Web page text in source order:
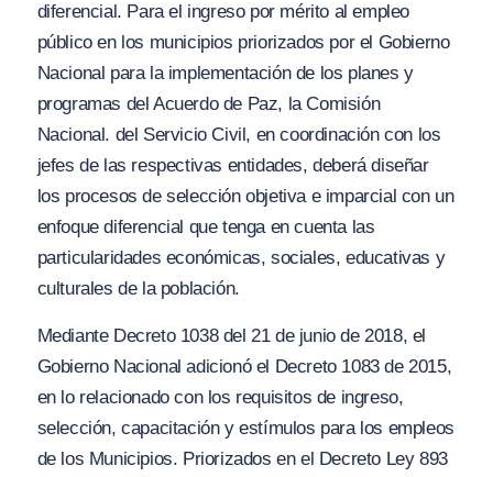
diferencial. Para el ingreso por mérito al empleo
público en los municipios priorizados por el Gobierno
Nacional para la implementación de los planes y
programas del Acuerdo de Paz, la Comisión
Nacional. del Servicio Civil, en coordinación con los
jefes de las respectivas entidades, deberá diseñar
los procesos de selección objetiva e imparcial con un
enfoque diferencial que tenga en cuenta las
particularidades económicas, sociales, educativas y
culturales de la población.
Mediante Decreto 1038 del 21 de junio de 2018, el
Gobierno Nacional adicionó el Decreto 1083 de 2015,
en lo relacionado con los requisitos de ingreso,
selección, capacitación y estímulos para los empleos
de los Municipios. Priorizados en el Decreto Ley 893